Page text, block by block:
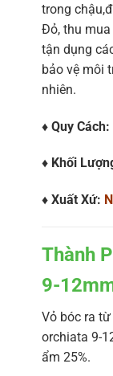
trong
Đỏ, thu
tận dụng
bảo vệ môi
nhiên.
♦ Quy Cách:
♦ Khối
♦ Xuất Xứ:
Thành
9-
Vỏ bóc ra
orchiata 9-
ẩm 25%.